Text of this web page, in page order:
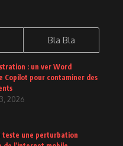
Bla Bla
: un ver Word
Copilot pour contaminer des
2026
teste une perturbation